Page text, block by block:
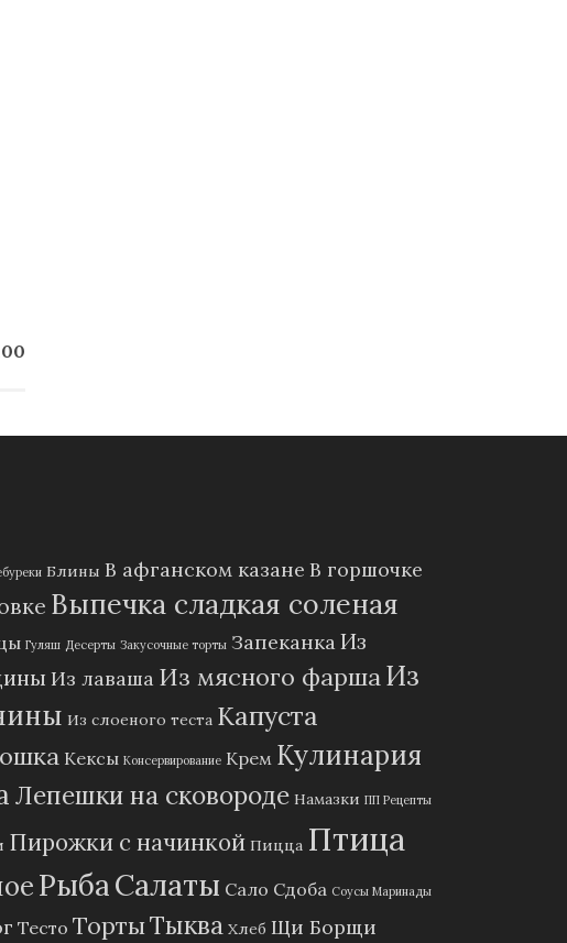
Блины В афганском казане В горшочке
Выпечка сладкая соленая
Гуляш Десерты Закусочные торты ЗапеканкаИз
Из лаваша Из мясного фаршаИз
Из слоеного теста Капуста
Кексы Консервирование Крем Кулинария
Лепешки на сковороде Намазки ПП Рецепты
Пирожки с начинкой Пицца Птица
РыбаСалаты Сало Сдоба Соусы Маринады
Тесто ТортыТыква Хлеб Щи Борщи